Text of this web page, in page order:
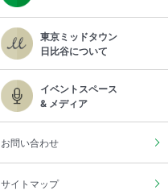
東京ミッドタウン
日比谷について
イベントスペース
& メディア
お問い合わせ
サイトマップ